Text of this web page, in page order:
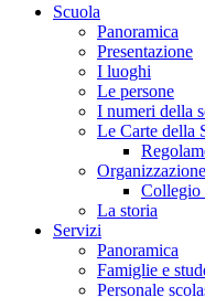
Scuola
Panoramica
Presentazione
I luoghi
Le persone
I numeri della
Le Carte della
Organizzazione
Collegio
La storia
Servizi
Panoramica
Famiglie e
Personale